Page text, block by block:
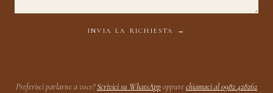
INVIA LA RICHIESTA →
Preferisci parlarne a voce?Scrivici su WhatsAppoppurechiamaci al 0982 428262